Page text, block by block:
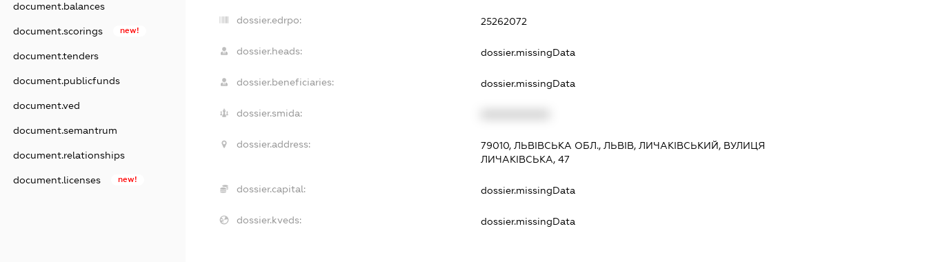
document.balances
document.scorings new!
document.tenders
document.publicfunds
document.ved
document.semantrum
document.relationships
document.licenses new!
dossier.edrpo: 25262072
dossier.heads: dossier.missingData
dossier.beneficiaries: dossier.missingData
dossier.smida:
dossier.address:
79010, ЛЬВІВСЬКА ОБЛ., ЛЬВІВ, ЛИЧАКІВСЬКИЙ, ВУЛИЦЯ
ЛИЧАКІВСЬКА, 47
dossier.capital: dossier.missingData
dossier.kveds: dossier.missingData